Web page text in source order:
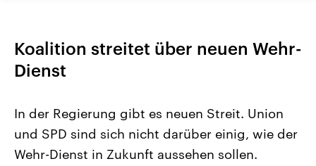
Koalition streitet über neuen Wehr-
Dienst
In der Regierung gibt es neuen Streit. Union
und SPD sind sich nicht darüber einig, wie der
Wehr-Dienst in Zukunft aussehen sollen.